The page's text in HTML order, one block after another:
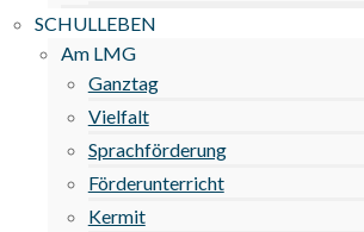
SCHULLEBEN
Am LMG
Ganztag
Vielfalt
Sprachförderung
Förderunterricht
Kermit